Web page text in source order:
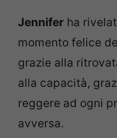
Jennifer ha
momento felice
grazie alla
alla capacità,
reggere ad ogni
avversa.